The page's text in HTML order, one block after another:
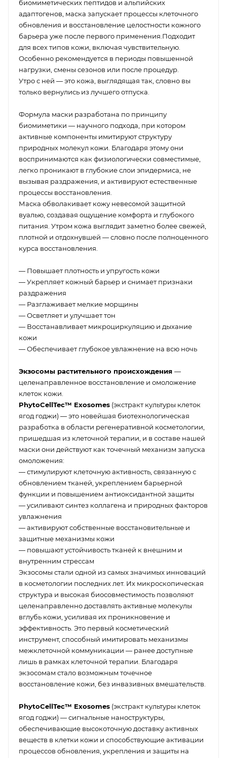
биомиметических пептидов и альпийских
адаптогенов, маска запускает процессы клеточного
обновления и восстановление целостности кожного
барьера уже после первого применения.Подходит
для всех типов кожи, включая чувствительную.
Особенно рекомендуется в периоды повышенной
нагрузки, смены сезонов или после процедур.
Утро с ней — это кожа, выглядящая так, словно вы
только вернулись из лучшего отпуска.
Формула маски разработана по принципу
биомиметики — научного подхода, при котором
активные компоненты имитируют структуру
природных молекул кожи. Благодаря этому они
воспринимаются как физиологически совместимые,
легко проникают в глубокие слои эпидермиса, не
вызывая раздражения, и активируют естественные
процессы восстановления.
Маска обволакивает кожу невесомой защитной
вуалью, создавая ощущение комфорта и глубокого
питания. Утром кожа выглядит заметно более свежей,
плотной и отдохнувшей — словно после полноценного
курса восстановления.
— Повышает плотность и упругость кожи
— Укрепляет кожный барьер и снимает признаки
раздражения
— Разглаживает мелкие морщины
— Осветляет и улучшает тон
— Восстанавливает микроциркуляцию и дыхание
кожи
— Обеспечивает глубокое увлажнение на всю ночь
Экзосомы растительного происхождения —
целенаправленное восстановление и омоложение
клеток кожи.
PhytoCellTec™ Exosomes (экстракт культуры клеток
ягод годжи) — это новейшая биотехнологическая
разработка в области регенеративной косметологии,
пришедшая из клеточной терапии, и в составе нашей
маски они действуют как точечный механизм запуска
омоложения:
— стимулируют клеточную активность, связанную с
обновлением тканей, укреплением барьерной
функции и повышением антиоксидантной защиты
— усиливают синтез коллагена и природных факторов
увлажнения
— активируют собственные восстановительные и
защитные механизмы кожи
— повышают устойчивость тканей к внешним и
внутренним стрессам
Экзосомы стали одной из самых значимых инноваций
в косметологии последних лет. Их микроскопическая
структура и высокая биосовместимость позволяют
целенаправленно доставлять активные молекулы
вглубь кожи, усиливая их проникновение и
эффективность. Это первый косметический
инструмент, способный имитировать механизмы
межклеточной коммуникации — ранее доступные
лишь в рамках клеточной терапии. Благодаря
экзосомам стало возможным точечное
восстановление кожи, без инвазивных вмешательств.
PhytoCellTec™ Exosomes (экстракт культуры клеток
ягод годжи) — сигнальные наноструктуры,
обеспечивающие высокоточную доставку активных
веществ в клетки кожи и способствующие активации
процессов обновления, укрепления и защиты на